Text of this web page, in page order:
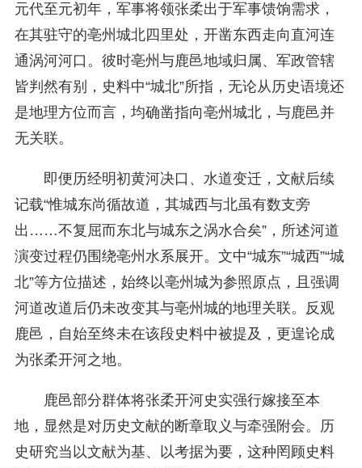
元代至元初年，军事将领张柔出于军事馈饷需求，
在其驻守的亳州城北四里处，开凿东西走向直河连
通涡河河口。彼时亳州与鹿邑地域归属、军政管辖
皆判然有别，史料中“城北”所指，无论从历史语境还
是地理方位而言，均确凿指向亳州城北，与鹿邑并
无关联。
即便历经明初黄河决口、水道变迁，文献后续
记载“惟城东尚循故道，其城西与北虽有数支旁
出……不复屈而东北与城东之涡水合矣”，所述河道
演变过程仍围绕亳州水系展开。文中“城东”“城西”“城
北”等方位描述，始终以亳州城为参照原点，且强调
河道改道后仍未改变其与亳州城的地理关联。反观
鹿邑，自始至终未在该段史料中被提及，更遑论成
为张柔开河之地。
鹿邑部分群体将张柔开河史实强行嫁接至本
地，显然是对历史文献的断章取义与牵强附会。历
史研究当以文献为基、以考据为要，这种罔顾史料